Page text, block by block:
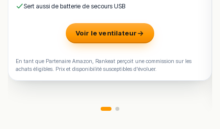
Sert aussi de batterie de secours USB
Voir le ventilateur
En tant que Partenaire Amazon, Rankeat perçoit une commission sur les
achats éligibles. Prix et disponibilité susceptibles d'évoluer.